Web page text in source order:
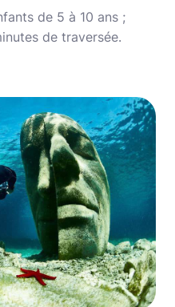
de 5 à 10 ans ;
de traversée.